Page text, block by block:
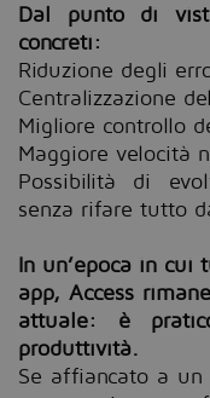
Dal punto di
concreti:
Riduzione degli
Centralizzazione
Migliore controllo
Maggiore velocità
Possibilità di
senza rifare tutto
In un’epoca in
app, Access
attuale: è
produttività.
Se affiancato a